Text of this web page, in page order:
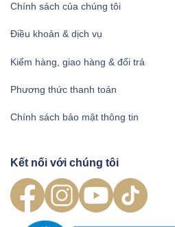
Chính sách của chúng tôi
Điều khoản & dịch vụ
Kiểm hàng, giao hàng & đổi trả
Phương thức thanh toán
Chính sách bảo mật thông tin
Kết nối với chúng tôi